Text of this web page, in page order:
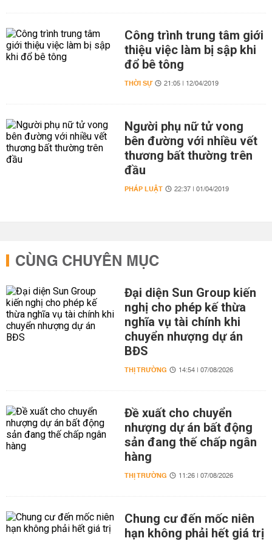
Công trình trung tâm giới
thiệu việc làm bị sập khi
đổ bê tông
THỜI SỰ 21:05 | 12/04/2019
Người phụ nữ tử vong
bên đường với nhiều vết
thương bất thường trên
đầu
PHÁP LUẬT 22:37 | 01/04/2019
CÙNG CHUYÊN MỤC
Đại diện Sun Group kiến
nghị cho phép kế thừa
nghĩa vụ tài chính khi
chuyển nhượng dự án
BĐS
THỊ TRƯỜNG 14:54 | 07/08/2026
Đề xuất cho chuyển
nhượng dự án bất động
sản đang thế chấp ngân
hàng
THỊ TRƯỜNG 11:26 | 07/08/2026
Chung cư đến mốc niên
hạn không phải hết giá trị